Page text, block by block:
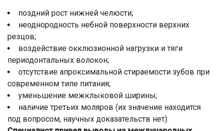
поздний рост нижней челюсти;
неоднородность небной поверхности верхних
резцов;
воздействие окклюзионной нагрузки и тяги
периодонтальных волокон;
отсутствие апроксимальной стираемости зубов при
современном типе питания;
уменьшение межклыковой ширины;
наличие третьих моляров (их значение находится
под вопросом, научных доказательств нет).